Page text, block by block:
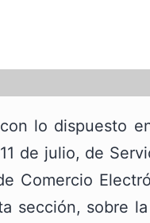
lo dispuesto
de julio, de
Comercio
sección, sobre